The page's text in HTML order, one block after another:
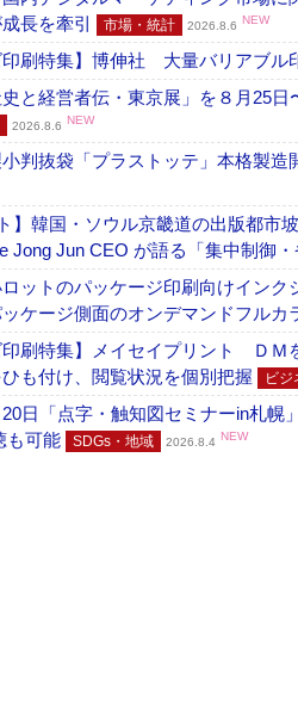
長を牽引
市場・統計 2026.8.6 NEW
印刷特集】博伸社 大量バリアブ
と経営者伝・東京展」を８月25
2026.8.6 NEW
判抜袋「プラストッテ」本格製
】韓国・ソウル京畿道の出版都
Jong Jun CEO が語る「集中制御・
ットのパッケージ印刷向けインク
ケージ側面のオンデマンドフルカ
印刷特集】メイセイプリント Ｄ
も付け、閲覧状況を個別把握
ビジ
日「点字・触知図セミナーin札幌
も可能
SDGs・地域 2026.8.4 NEW